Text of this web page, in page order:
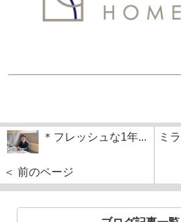
＊フレッシュな1年...
＜ 前のページ
ミ